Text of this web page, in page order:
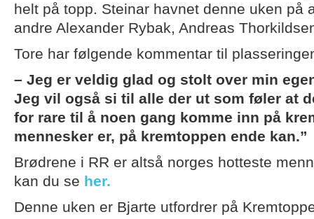
helt på topp. Steinar havnet denne uken på
andre Alexander Rybak, Andreas
Tore har følgende kommentar til
– Jeg er veldig glad og stolt over min
Jeg vil også si til alle der ut som føler at
for rare til å noen gang komme inn på
mennesker er, på kremtoppen ende kan.”
Brødrene i RR er altså norges hotteste
kan du se her.
Denne uken er Bjarte utfordrer på